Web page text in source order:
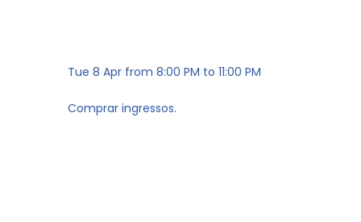
Tue 8 Apr from 8:00 PM to 11:00 PM
Comprar ingressos.